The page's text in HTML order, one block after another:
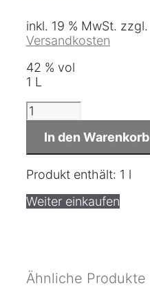
inkl. 19 % MwSt. zzgl.
Versandkosten
42 % vol
1 L
Mirabelle
Menge
In den Warenkorb
Produkt enthält: 1 l
Weiter einkaufen
Ähnliche Produkte